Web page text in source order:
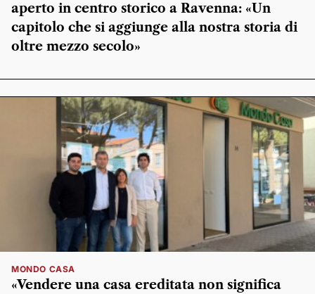
aperto in centro storico a Ravenna: «Un
capitolo che si aggiunge alla nostra storia di
oltre mezzo secolo»
MONDO CASA
«Vendere una casa ereditata non significa